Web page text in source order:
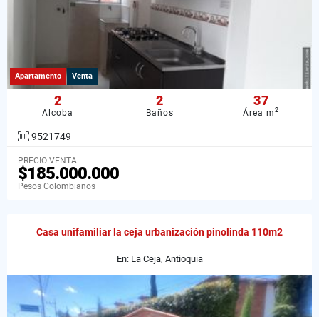
Apartamento Venta
2
Alcoba
2
Baños
37
Área m2
9521749
PRECIO VENTA
$185.000.000
Pesos Colombianos
Casa unifamiliar la ceja urbanización pinolinda 110m2
En: La Ceja, Antioquia